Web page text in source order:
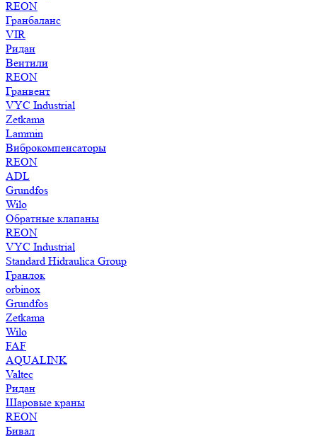
REON
Гранбаланс
VIR
Ридан
Вентили
REON
Гранвент
VYC Industrial
Zetkama
Lammin
Виброкомпенсаторы
REON
ADL
Grundfos
Wilo
Обратные клапаны
REON
VYC Industrial
Standard Hidraulica Group
Гранлок
orbinox
Grundfos
Zetkama
Wilo
FAF
AQUALINK
Valtec
Ридан
Шаровые краны
REON
Бивал